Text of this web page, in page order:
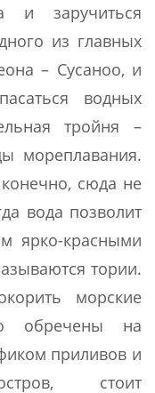
и заручиться
из главных
– Сусаноо, и
водных
тройня –
мореплавания.
сюда не
вода позволит
ярко-красными
тории.
морские
обречены на
приливов и
стоит